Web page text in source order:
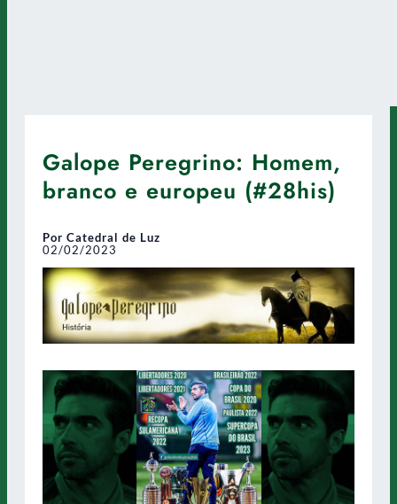
Galope Peregrino: Homem,
branco e europeu (#28his)
Por Catedral de Luz
02/02/2023